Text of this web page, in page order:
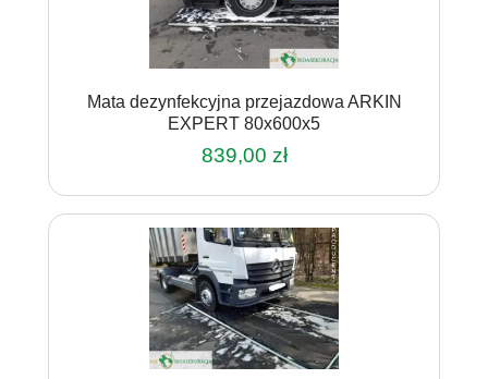
Mata dezynfekcyjna przejazdowa ARKIN
EXPERT 80x600x5
839,00 zł